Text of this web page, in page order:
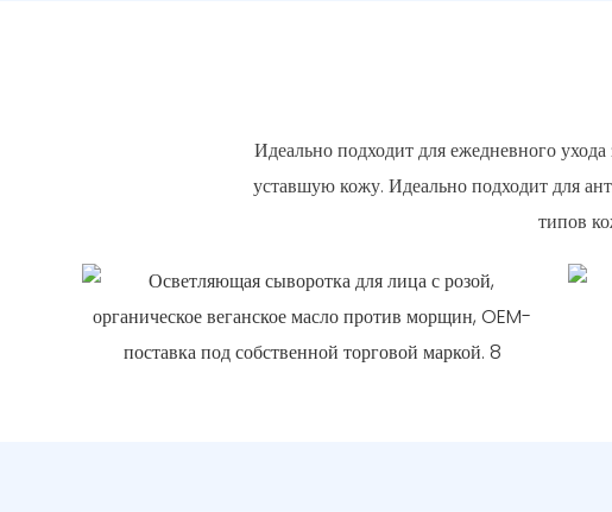
Идеально подходит для ежедневного
уставшую кожу. Идеально подходит для
типов